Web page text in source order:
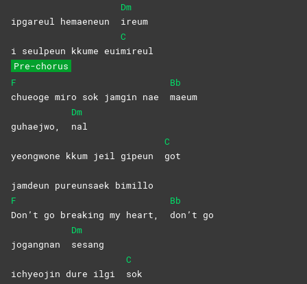
ipgareul hemaeneun
Dm
ireum
i seulpeun kkume eui
C
mireul
Pre-chorus
F
chueoge miro sok jamgin nae
Bb
maeum
guhaejwo,
Dm
nal
yeongwone kkum jeil gipeun
C
got
jamdeun pureunsaek bimillo
F
Don’t go breaking my heart,
Bb
don’t go
jogangnan
Dm
sesang
ichyeojin dure ilgi
C
sok